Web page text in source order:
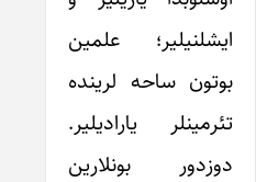
ایشلنیلیر؛ علمین
بوتون ساحه لرینده
تئرمینلر یارادیلیر.
دوزدور بونلارین